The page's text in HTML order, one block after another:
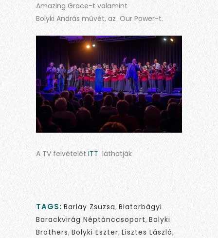
Amazing Grace-t valamint
Bolyki András művét, az Our Power-t.
A TV felvételét ITT láthatják
TAGS: Barlay Zsuzsa, Biatorbágyi
Barackvirág Néptánccsoport, Bolyki
Brothers, Bolyki Eszter, Lisztes László,